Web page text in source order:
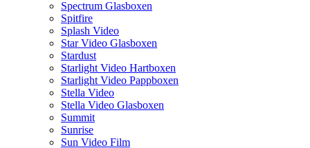
Spectrum Glasboxen
Spitfire
Splash Video
Star Video Glasboxen
Stardust
Starlight Video Hartboxen
Starlight Video Pappboxen
Stella Video
Stella Video Glasboxen
Summit
Sunrise
Sun Video Film